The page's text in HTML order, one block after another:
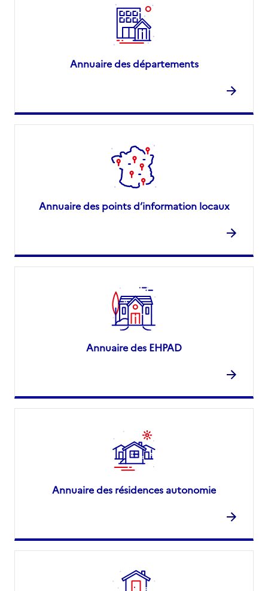
Annuaire des départements
Annuaire des points d’information locaux
Annuaire des EHPAD
Annuaire des résidences autonomie